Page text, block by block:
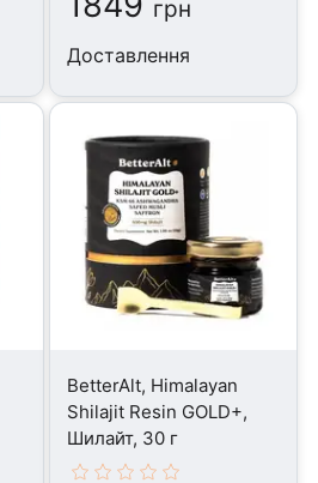
грн
Доставлення
BetterAlt, Himalayan
Shilajit Resin GOLD+,
Шилайт, 30 г